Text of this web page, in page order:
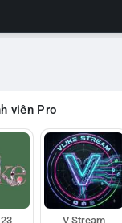
viên Pro
V Stream